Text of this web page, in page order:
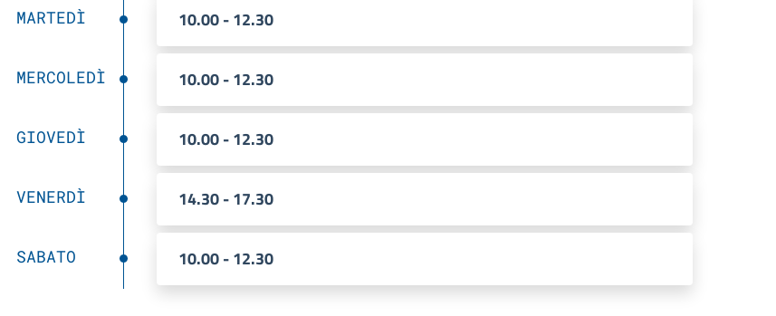
MARTEDÌ 10.00 - 12.30
MERCOLEDÌ 10.00 - 12.30
GIOVEDÌ 10.00 - 12.30
VENERDÌ 14.30 - 17.30
SABATO 10.00 - 12.30